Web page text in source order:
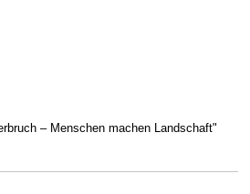
– Menschen machen Landschaft"